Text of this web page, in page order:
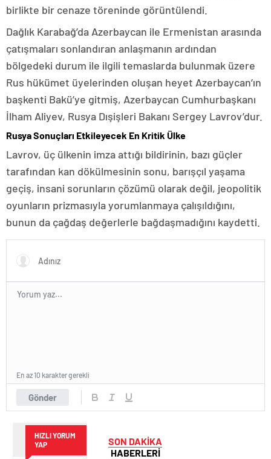
birlikte bir cenaze töreninde görüntülendi.
Dağlık Karabağ’da Azerbaycan ile Ermenistan arasında
çatışmaları sonlandıran anlaşmanın ardından
bölgedeki durum ile ilgili temaslarda bulunmak üzere
Rus hükümet üyelerinden oluşan heyet Azerbaycan’ın
başkenti Bakü’ye gitmiş, Azerbaycan Cumhurbaşkanı
İlham Aliyev, Rusya Dışişleri Bakanı Sergey Lavrov’dur.
Rusya Sonuçları Etkileyecek En Kritik Ülke
Lavrov, üç ülkenin imza attığı bildirinin, bazı güçler
tarafından kan dökülmesinin sonu, barışçıl yaşama
geçiş, insani sorunların çözümü olarak değil, jeopolitik
oyunların prizmasıyla yorumlanmaya çalışıldığını,
bunun da çağdaş değerlerle bağdaşmadığını kaydetti.
Gönder
En az 10 karakter gerekli
HIZLI YORUM
YAP
SON DAKİKA
HABERLERİ